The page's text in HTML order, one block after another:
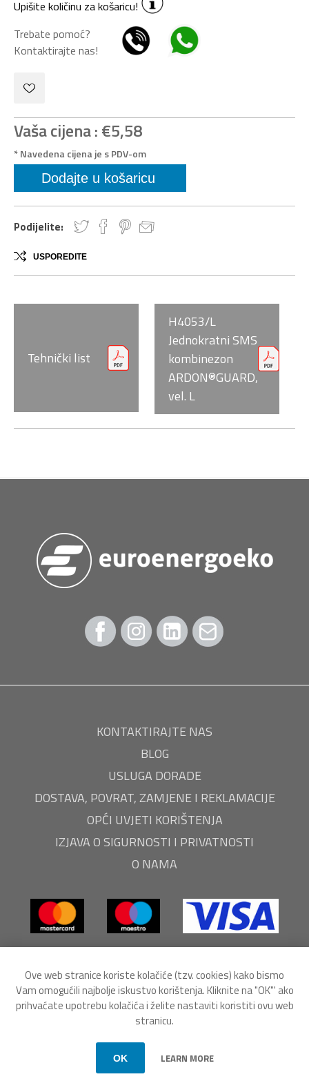
Upišite količinu za košaricu!
Trebate pomoć?
Kontaktirajte nas!
Vaša cijena :€5,58
* Navedena cijena je s PDV-om
Podijelite:
USPOREDITE
Tehnički list
H4053/L
Jednokratni SMS
kombinezon
ARDON®GUARD,
vel. L
KONTAKTIRAJTE NAS
BLOG
USLUGA DORADE
DOSTAVA, POVRAT, ZAMJENE I REKLAMACIJE
OPĆI UVJETI KORIŠTENJA
IZJAVA O SIGURNOSTI I PRIVATNOSTI
O NAMA
Autorska prava © 2026 EuroEnergoEko webshop. Sva prava
pridržana.
Ove web stranice koriste kolačiće (tzv. cookies) kako bismo
Vam omogućili najbolje iskustvo korištenja. Kliknite na "OK"' ako
prihvaćate upotrebu kolačića i želite nastaviti koristiti ovu web
stranicu.
OK LEARN MORE